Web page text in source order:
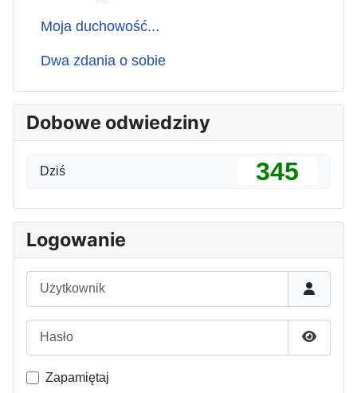
Moja duchowość...
Dwa zdania o sobie
Dobowe odwiedziny
Dziś 345
Logowanie
Pokaż
Zapamiętaj